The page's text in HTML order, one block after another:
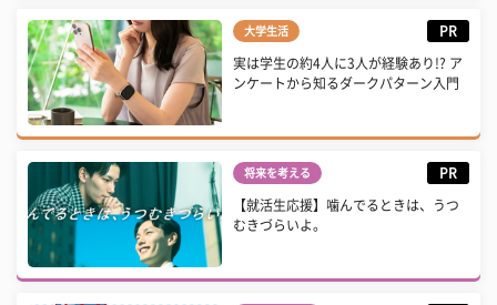
大学生活 PR
実は学生の約4人に3人が経験あり!? ア
ンケートから知るダークパターン入門
将来を考える PR
【就活生応援】噛んでるときは、うつ
むきづらいよ。